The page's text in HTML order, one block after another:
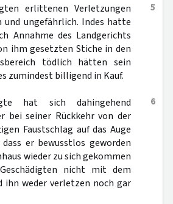
5
erlittenen Verletzungen
und ungefährlich. Indes hatte
Annahme des Landgerichts
ihm gesetzten Stiche in den
tödlich hätten sein
zumindest billigend in Kauf.
6
hat sich dahingehend
bei seiner Rückkehr von der
Faustschlag auf das Auge
er bewusstlos geworden
wieder zu sich gekommen
nicht mit dem
ihn weder verletzen noch gar